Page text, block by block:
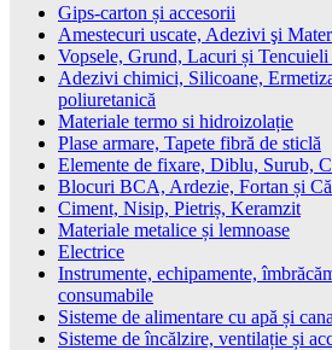
Gips-carton și accesorii
Amestecuri uscate, Adezivi şi
Vopsele, Grund, Lacuri și Tencuieli
Adezivi chimici, Silicoane,
poliuretanică
Materiale termo si hidroizolație
Plase armare, Tapete fibră de sticlă
Elemente de fixare, Diblu, Surub,
Blocuri BCA, Ardezie, Fortan și
Ciment, Nisip, Pietriș, Keramzit
Materiale metalice și lemnoase
Electrice
Instrumente, echipamente,
consumabile
Sisteme de alimentare cu apă și
Sisteme de încălzire, ventilație și